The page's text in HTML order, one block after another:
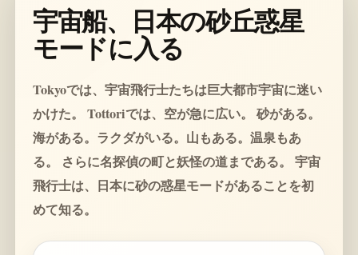
宇宙船、日本の砂丘惑星
モードに入る
Tokyoでは、宇宙飛行士たちは巨大都市宇宙に迷い
かけた。 Tottoriでは、空が急に広い。 砂がある。
海がある。ラクダがいる。山もある。温泉もあ
る。 さらに名探偵の町と妖怪の道まである。 宇宙
飛行士は、日本に砂の惑星モードがあることを初
めて知る。